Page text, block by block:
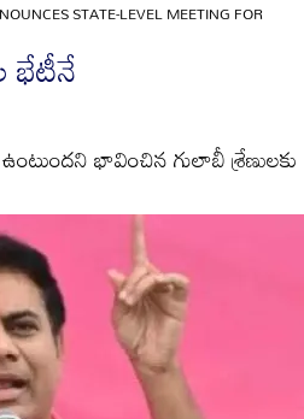
STATE-LEVEL MEETING FOR
భేటీనే
భావించిన గులాబీ శ్రేణులకు